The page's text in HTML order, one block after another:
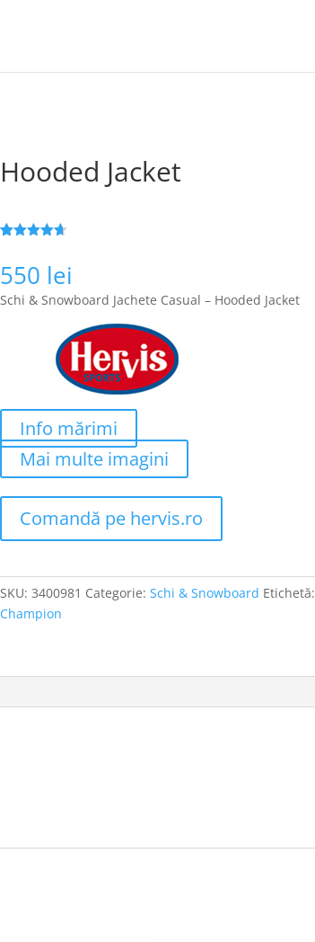
Hooded Jacket
pe baza a
de evaluări
de la
550 lei
Schi & Snowboard Jachete Casual – Hooded Jacket
Info mărimi
Mai multe imagini
Comandă pe hervis.ro
SKU:3400981 Categorie:Schi & Snowboard Etichetă:
Champion